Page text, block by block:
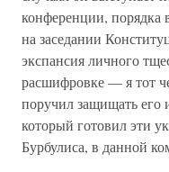
конференции, порядка
на заседании
экспансия личного
расшифровке — я тот
поручил защищать его
который готовил эти
Бурбулиса, в данной